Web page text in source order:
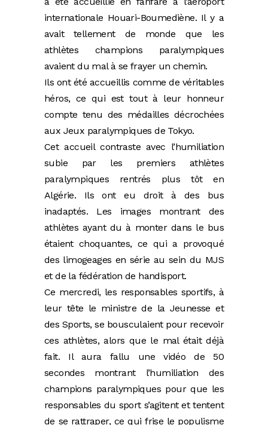
internationale Houari-Boumediène. Il y a
avait tellement de monde que les
athlètes champions paralympiques
avaient du mal à se frayer un chemin.
Ils ont été accueillis comme de véritables
héros, ce qui est tout à leur honneur
compte tenu des médailles décrochées
aux Jeux paralympiques de Tokyo.
Cet accueil contraste avec l’humiliation
subie par les premiers athlètes
paralympiques rentrés plus tôt en
Algérie. Ils ont eu droit à des bus
inadaptés. Les images montrant des
athlètes ayant du à monter dans le bus
étaient choquantes, ce qui a provoqué
des limogeages en série au sein du MJS
et de la fédération de handisport.
Ce mercredi, les responsables sportifs, à
leur tête le ministre de la Jeunesse et
des Sports, se bousculaient pour recevoir
ces athlètes, alors que le mal était déjà
fait. Il aura fallu une vidéo de 50
secondes montrant l’humiliation des
champions paralympiques pour que les
responsables du sport s’agitent et tentent
de se rattraper, ce qui frise le populisme